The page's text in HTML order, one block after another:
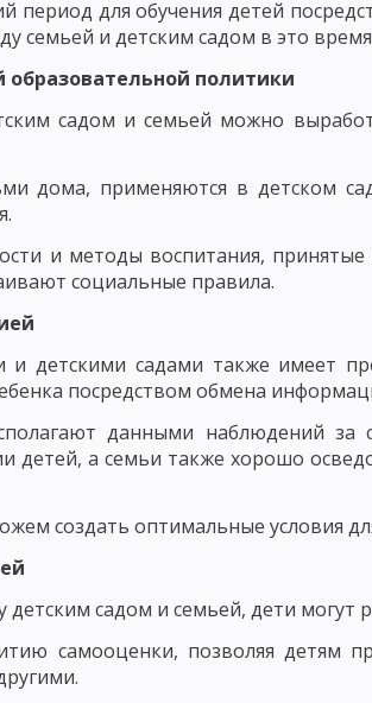
ЕЕ КРИТЕРИИ
ПРАКСЕОЛОГИЧЕСКИЙ АНАЛИЗ
ПАРАМЕТРОВ ВЕРИФИКАЦИИ
ИССЛЕДОВАНИЯ СБОР РЕЗУЛЬТАТОВ
ИССЛЕДОВАНИЯ: ИНТЕРВЬЮ
ВОПРОСОВ АНКЕТЫ ЭТАПЫ ПРОЦЕДУРЫ
ПРОЦЕССА
ПЕДАГОГИЧЕСКОЙ ДЕЯТЕЛЬНОСТИ И
УРОВНИ ПЕДАГОГИЧЕСКОГО МАСТЕРСТВА
для обучения детей
семьей и детским садом в это
образовательной политики
садом и семьей можно
дома, применяются в детском
и методы воспитания,
социальные правила.
и детскими садами также имеет
посредством обмена
данными наблюдений
детей, а семьи также хорошо
создать оптимальные условия
детским садом и семьей, дети
самооценки, позволяя детям